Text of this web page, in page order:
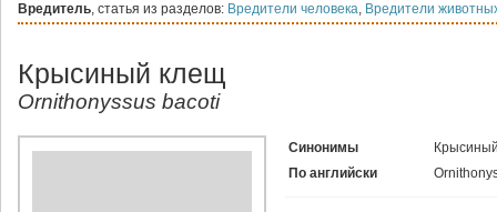
Вредитель, статья из разделов: Вредители человека, Вредители
Крысиный клещ
Ornithonyssus bacoti
Синонимы
По английски